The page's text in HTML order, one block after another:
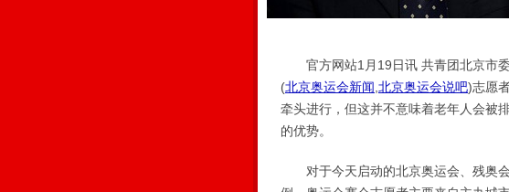
官方网站1月19日讯 共青团北京市委
(北京奥运会新闻 北京奥运会说吧)志愿
牵头进行，但这并不意味着老年人会被
的优势。
对于今天启动的北京奥运会、残奥会